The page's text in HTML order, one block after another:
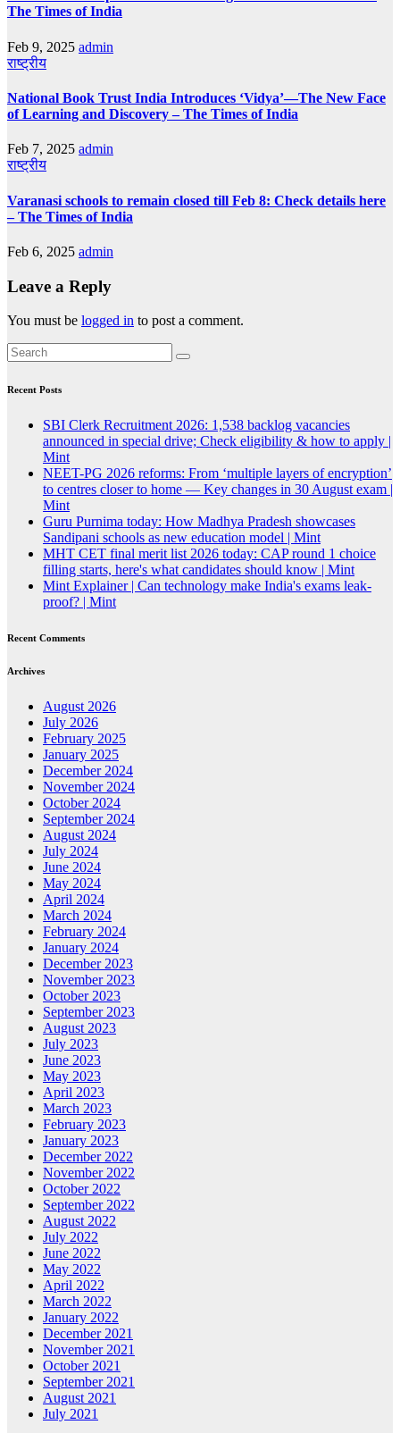
The Times of India
Feb 9, 2025 admin
राष्ट्रीय
National Book Trust India Introduces ‘Vidya’—The New Face
of Learning and Discovery – The Times of India
Feb 7, 2025 admin
राष्ट्रीय
Varanasi schools to remain closed till Feb 8: Check details here
– The Times of India
Feb 6, 2025 admin
Leave a Reply
You must be logged in to post a comment.
Recent Posts
SBI Clerk Recruitment 2026: 1,538 backlog vacancies
announced in special drive; Check eligibility & how to apply |
Mint
NEET-PG 2026 reforms: From ‘multiple layers of encryption’
to centres closer to home — Key changes in 30 August exam |
Mint
Guru Purnima today: How Madhya Pradesh showcases
Sandipani schools as new education model | Mint
MHT CET final merit list 2026 today: CAP round 1 choice
filling starts, here's what candidates should know | Mint
Mint Explainer | Can technology make India's exams leak-
proof? | Mint
Recent Comments
Archives
August 2026
July 2026
February 2025
January 2025
December 2024
November 2024
October 2024
September 2024
August 2024
July 2024
June 2024
May 2024
April 2024
March 2024
February 2024
January 2024
December 2023
November 2023
October 2023
September 2023
August 2023
July 2023
June 2023
May 2023
April 2023
March 2023
February 2023
January 2023
December 2022
November 2022
October 2022
September 2022
August 2022
July 2022
June 2022
May 2022
April 2022
March 2022
January 2022
December 2021
November 2021
October 2021
September 2021
August 2021
July 2021